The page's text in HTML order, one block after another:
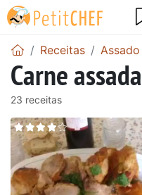
Receitas Assado
Carne assada
23 receitas